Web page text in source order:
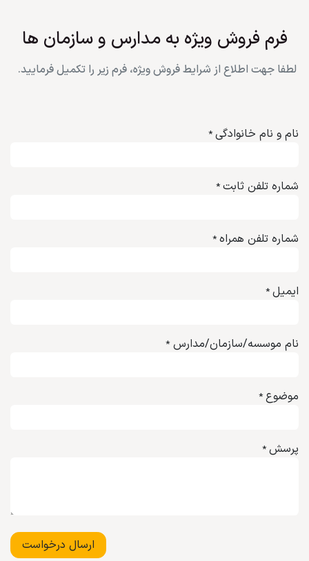
فرم فروش ویژه به مدارس و سازمان ها
لطفا جهت اطلاع از شرایط فروش ویژه، فرم زیر را تکمیل فرمایید.
نام و نام خانوادگی*
شماره تلفن ثابت*
شماره تلفن همراه*
ایمیل*
نام موسسه/سازمان/مدارس *
موضوع*
پرسش*
ارسال درخواست